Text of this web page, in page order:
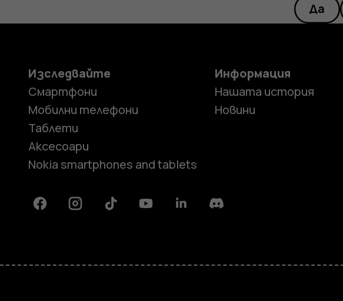
Да
Изследвайте
Смартфони
Мобилни телефони
Таблети
Аксесоари
Nokia smartphones and tablets
Информация
Нашата история
Новини
FacebookInstagramTiktok YoutubeLinkedinDiscord